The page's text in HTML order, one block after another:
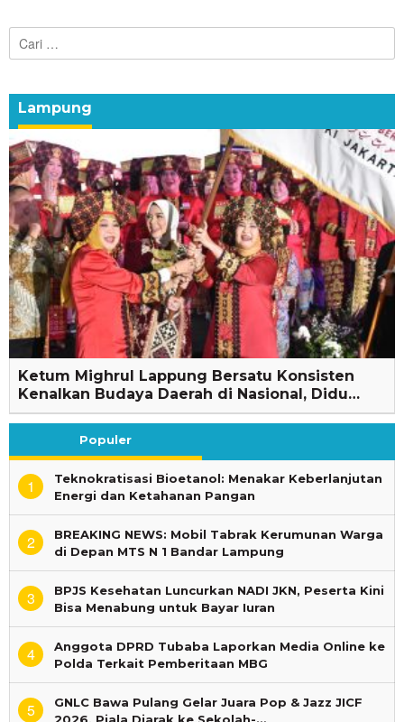
Cari
untuk:
Lampung
Ketum Mighrul Lappung Bersatu Konsisten
Kenalkan Budaya Daerah di Nasional, Didu…
Populer
1
Teknokratisasi Bioetanol: Menakar Keberlanjutan
Energi dan Ketahanan Pangan
2
BREAKING NEWS: Mobil Tabrak Kerumunan Warga
di Depan MTS N 1 Bandar Lampung
3
BPJS Kesehatan Luncurkan NADI JKN, Peserta Kini
Bisa Menabung untuk Bayar Iuran
4
Anggota DPRD Tubaba Laporkan Media Online ke
Polda Terkait Pemberitaan MBG
5
GNLC Bawa Pulang Gelar Juara Pop & Jazz JICF